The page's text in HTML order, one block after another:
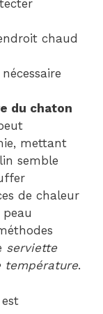
chaud
du chaton
mettant
semble
de chaleur
serviette
température.